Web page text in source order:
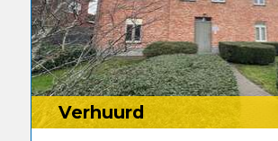
Verhuurd